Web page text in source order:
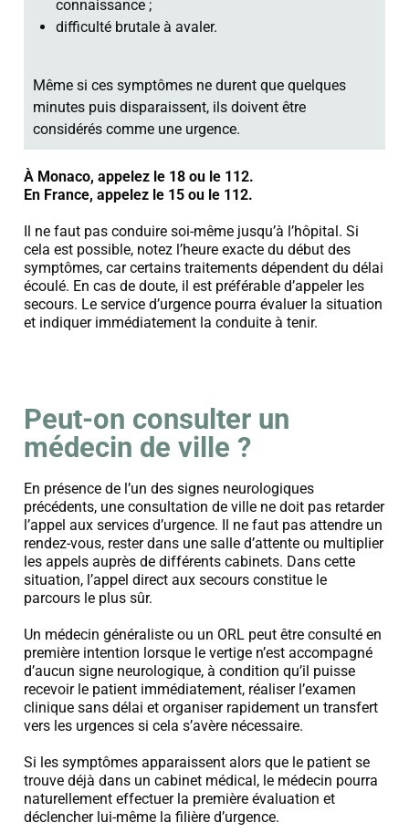
connaissance ;
difficulté brutale à avaler.
Même si ces symptômes ne durent que quelques
minutes puis disparaissent, ils doivent être
considérés comme une urgence.
À Monaco, appelez le 18 ou le 112.
En France, appelez le 15 ou le 112.
Il ne faut pas conduire soi-même jusqu’à l’hôpital. Si
cela est possible, notez l’heure exacte du début des
symptômes, car certains traitements dépendent du délai
écoulé. En cas de doute, il est préférable d’appeler les
secours. Le service d’urgence pourra évaluer la situation
et indiquer immédiatement la conduite à tenir.
Peut-on consulter un
médecin de ville ?
En présence de l’un des signes neurologiques
précédents, une consultation de ville ne doit pas retarder
l’appel aux services d’urgence. Il ne faut pas attendre un
rendez-vous, rester dans une salle d’attente ou multiplier
les appels auprès de différents cabinets. Dans cette
situation, l’appel direct aux secours constitue le
parcours le plus sûr.
Un médecin généraliste ou un ORL peut être consulté en
première intention lorsque le vertige n’est accompagné
d’aucun signe neurologique, à condition qu’il puisse
recevoir le patient immédiatement, réaliser l’examen
clinique sans délai et organiser rapidement un transfert
vers les urgences si cela s’avère nécessaire.
Si les symptômes apparaissent alors que le patient se
trouve déjà dans un cabinet médical, le médecin pourra
naturellement effectuer la première évaluation et
déclencher lui-même la filière d’urgence.